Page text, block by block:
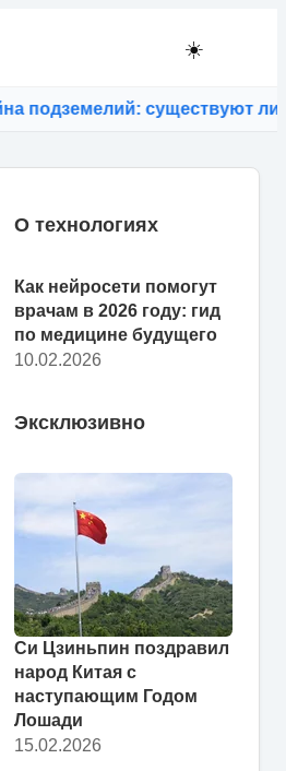
☀️
существуют ли
О технологиях
Как нейросети помогут
врачам в 2026 году: гид
по медицине будущего
10.02.2026
Эксклюзивно
Си Цзиньпин поздравил
народ Китая с
наступающим Годом
Лошади
15.02.2026